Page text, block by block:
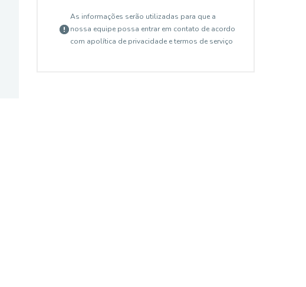
As informações serão utilizadas para que a
nossa equipe possa entrar em contato de acordo
com apolítica de privacidade e termos de serviço